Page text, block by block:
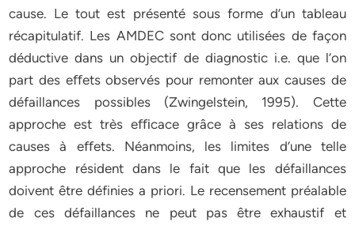
cause. Le tout est présenté sous forme d’un tableau
récapitulatif. Les AMDEC sont donc utilisées de façon
déductive dans un objectif de diagnostic i.e. que l’on
part des eﬀets observés pour remonter aux causes de
défaillances possibles (Zwingelstein, 1995). Cette
approche est très eﬃcace grâce à ses relations de
causes à eﬀets. Néanmoins, les limites d’une telle
approche résident dans le fait que les défaillances
doivent être définies a priori. Le recensement préalable
de ces défaillances ne peut pas être exhaustif et